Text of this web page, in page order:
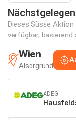
Dieses Süsse Aktion
verfügbar,
Wien
Alsergrund
ADEG